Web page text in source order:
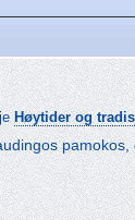
Høytider og